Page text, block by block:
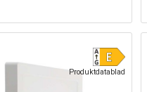
Produktdatablad